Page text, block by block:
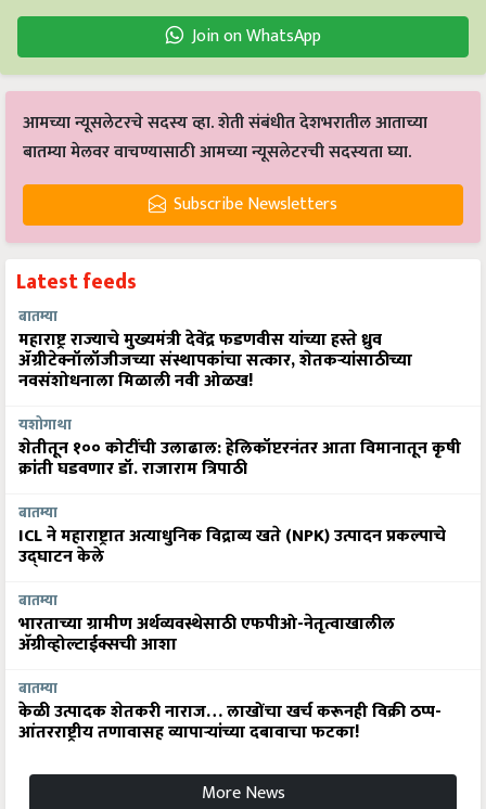
Join on WhatsApp
आमच्या न्यूसलेटरचे सदस्य व्हा. शेती संबंधीत देशभरातील आताच्या
बातम्या मेलवर वाचण्यासाठी आमच्या न्यूसलेटरची सदस्यता घ्या.
Subscribe Newsletters
Latest feeds
बातम्या
महाराष्ट्र राज्याचे मुख्यमंत्री देवेंद्र फडणवीस यांच्या हस्ते ध्रुव
ॲग्रीटेक्नॉलॉजीजच्या संस्थापकांचा सत्कार, शेतकऱ्यांसाठीच्या
नवसंशोधनाला मिळाली नवी ओळख!
यशोगाथा
शेतीतून १०० कोटींची उलाढाल: हेलिकॉप्टरनंतर आता विमानातून कृषी
क्रांती घडवणार डॉ. राजाराम त्रिपाठी
बातम्या
ICL ने महाराष्ट्रात अत्याधुनिक विद्राव्य खते (NPK) उत्पादन प्रकल्पाचे
उद्घाटन केले
बातम्या
भारताच्या ग्रामीण अर्थव्यवस्थेसाठी एफपीओ-नेतृत्वाखालील
अ‍ॅग्रीव्होल्टाईक्सची आशा
बातम्या
केळी उत्पादक शेतकरी नाराज… लाखोंचा खर्च करूनही विक्री ठप्प-
आंतरराष्ट्रीय तणावासह व्यापाऱ्यांच्या दबावाचा फटका!
More News